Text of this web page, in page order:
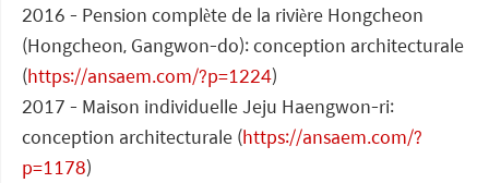
2016 - Pension complète de la rivière Hongcheon
(Hongcheon, Gangwon-do): conception architecturale
(https://ansaem.com/?p=1224)
2017 - Maison individuelle Jeju Haengwon-ri:
conception architecturale (https://ansaem.com/?
p=1178)